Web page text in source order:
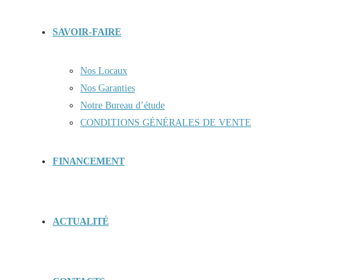
SAVOIR-FAIRE
Nos Locaux
Nos Garanties
Notre Bureau d’étude
CONDITIONS GÉNÉRALES DE VENTE
FINANCEMENT
ACTUALITÉ